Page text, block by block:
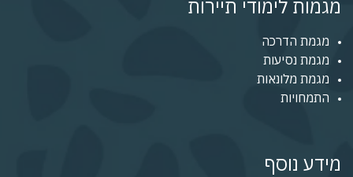
מגמות לימודי תיירות
מגמת הדרכה
מגמת נסיעות
מגמת מלונאות
התמחויות
מידע נוסף